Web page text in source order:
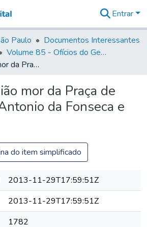
&
Coleções
Tudo na
Biblioteca
Estatísticas
Entrar
Paulo
Documentos Interessantes
Volume 85 - Ofícios do General Francisco da Cunha Menezes (Governador da Capitania): 1782- 1786
Para o Sirurgião mor da Praça de Santos Jozé Antonio da Fonseca e Gouvea
mor da Praça de
da Fonseca e
do item simplificado
2013-11-29T17:59:51Z
2013-11-29T17:59:51Z
1782